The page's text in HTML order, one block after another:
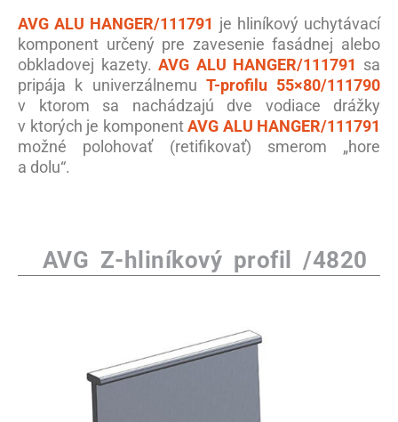
AVG ALU HANGER/111791 je hliníkový uchytávací
komponent určený pre zavesenie fasádnej alebo
obkladovej kazety.AVG ALU HANGER/111791 sa
pripája k univerzálnemu T-profilu 55×80/111790
v ktorom sa nachádzajú dve vodiace drážky
v ktorých je komponentAVG ALU HANGER/111791
možné polohovať (retifikovať) smerom „hore
a dolu“.
AVG Z-hliníkový profil /4820